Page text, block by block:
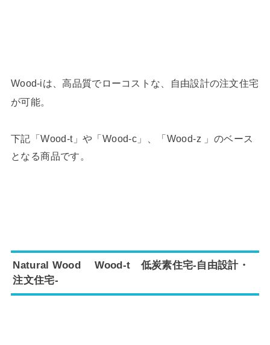
Wood-iは、高品質でローコストな、自由設計の注文住宅
が可能。
下記「Wood-t」や「Wood-c」、「Wood-z 」のベース
となる商品です。
Natural Wood Wood-t 低炭素住宅-自由設計・
注文住宅-